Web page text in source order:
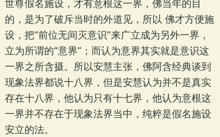
世尊假名施设，才有意根这一界，佛当年的目
的，是为了破斥当时的外道见，所以 佛才方便施
设，把“前位无间灭意识”来广立成为另外一界，
立为所谓的“意界”；而认为意界其实就是意识这
一界之所含摄。所以安慧主张，佛阿含经典谈到
现象法界都说十八界，但是安慧认为并不是真实
存在十八界，他认为只有十七界，他认为意根这
一界并不存在于现象法界当中，纯粹是假名施设
安立的法。